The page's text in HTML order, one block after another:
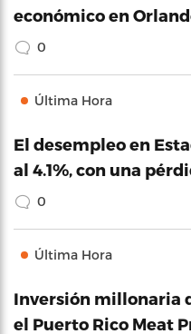
económico en
0
Última Hora
El desempleo en
al 4.1%, con una
0
Última Hora
Inversión millonaria
el Puerto Rico Meat